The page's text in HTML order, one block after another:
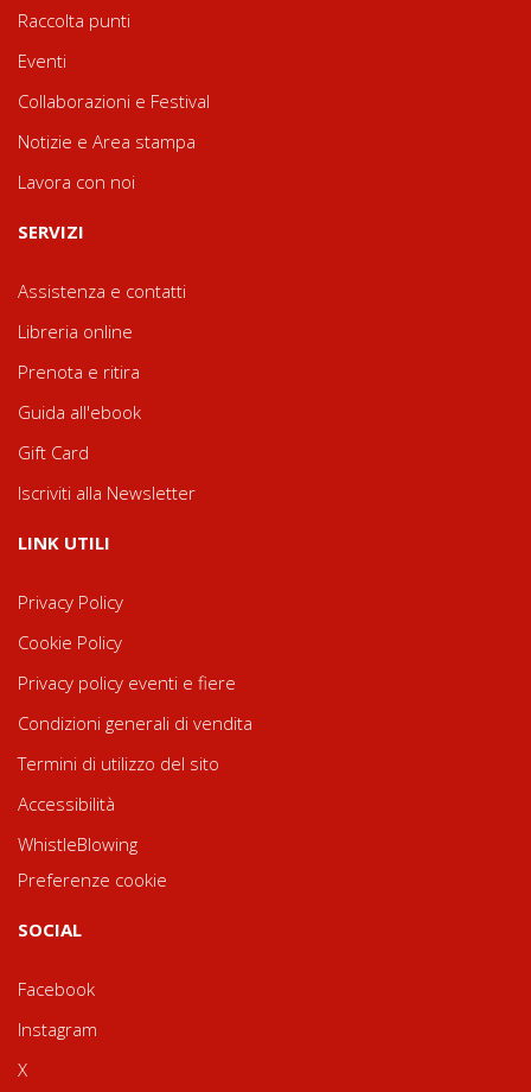
Raccolta punti
Eventi
Collaborazioni e Festival
Notizie e Area stampa
Lavora con noi
SERVIZI
Assistenza e contatti
Libreria online
Prenota e ritira
Guida all'ebook
Gift Card
Iscriviti alla Newsletter
LINK UTILI
Privacy Policy
Cookie Policy
Privacy policy eventi e fiere
Condizioni generali di vendita
Termini di utilizzo del sito
Accessibilità
WhistleBlowing
Preferenze cookie
SOCIAL
Facebook
Instagram
X